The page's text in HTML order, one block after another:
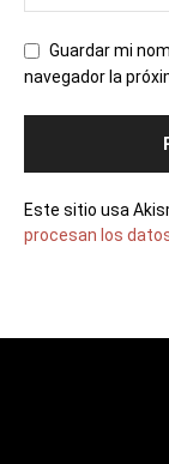
Guardar mi
navegador la
Este sitio usa
procesan los